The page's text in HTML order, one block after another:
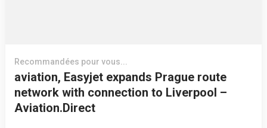
Recommandées pour vous...
aviation, Easyjet expands Prague route
network with connection to Liverpool –
Aviation.Direct